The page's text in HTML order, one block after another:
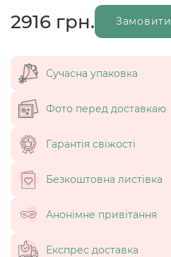
2916 грн. Замовити
Сучасна упаковка
Фото перед доставкаю
Гарантія свіжості
Безкоштовна листівка
Анонімне привітання
Експрес доставка